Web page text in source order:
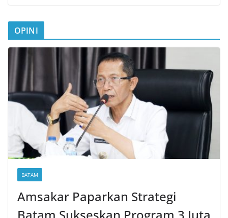
OPINI
BATAM
Amsakar Paparkan Strategi